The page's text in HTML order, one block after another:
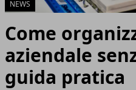
NEWS
Come
aziendale
guida pratica